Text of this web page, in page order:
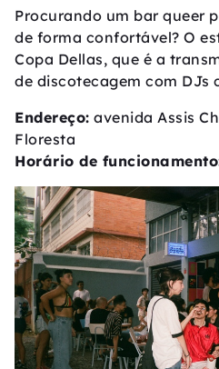
Procurando um bar queer
de forma confortável? O
Copa Dellas, que é a
de discotecagem com DJs
Endereço: avenida Assis
Floresta
Horário de